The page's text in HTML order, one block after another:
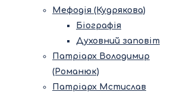
Мефодія (Кудрякова)
Біографія
Духовний заповіт
Патріарх Володимир
(Романюк)
Патріарх Мстислав